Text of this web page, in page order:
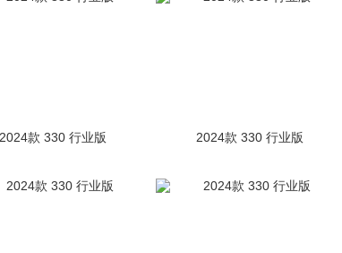
2024款 330 行业版 2024款 330 行业版